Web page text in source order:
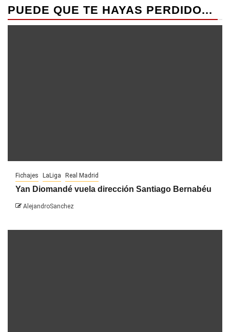
PUEDE QUE TE HAYAS PERDIDO...
Fichajes LaLiga Real Madrid
Yan Diomandé vuela dirección Santiago Bernabéu
AlejandroSanchez